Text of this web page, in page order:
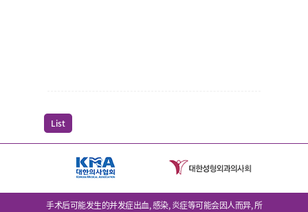
List
手术后可能发生的并发症出血, 感染, 炎症等可能会因人而异, 所